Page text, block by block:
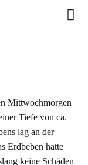
Mittwochmorgen
Tiefe von ca.
lag an der
Erdbeben hatte
keine Schäden